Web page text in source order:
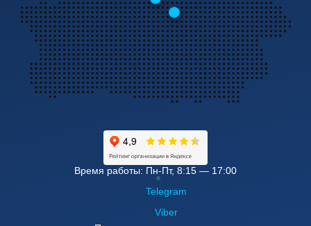
Время работы: Пн-Пт, 8:15 — 17:00
Telegram
Viber